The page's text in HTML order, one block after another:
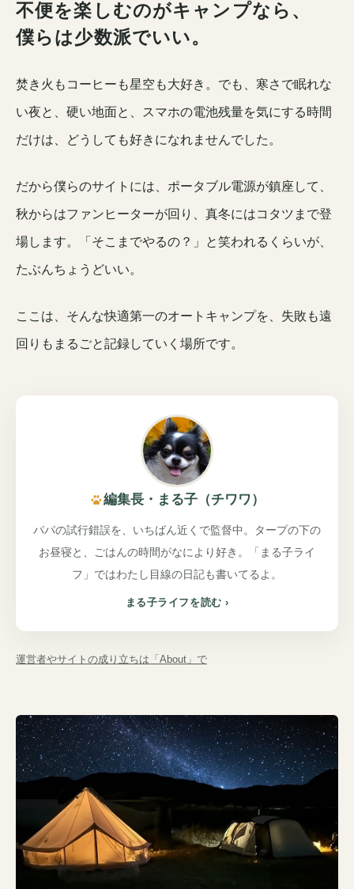
キ
ャ
ン
プ
は
好
き
だ
け
ど
、
不
便
は
嫌
い
。
不便を楽しむのがキャンプなら、
僕らは少数派でいい。
焚き火もコーヒーも星空も大好き。でも、寒さで眠れな
い夜と、硬い地面と、スマホの電池残量を気にする時間
だけは、どうしても好きになれませんでした。
だから僕らのサイトには、ポータブル電源が鎮座して、
秋からはファンヒーターが回り、真冬にはコタツまで登
場します。「そこまでやるの？」と笑われるくらいが、
たぶんちょうどいい。
ここは、そんな快適第一のオートキャンプを、失敗も遠
回りもまるごと記録していく場所です。
編集長・まる子（チワワ）
パパの試行錯誤を、いちばん近くで監督中。タープの下の
お昼寝と、ごはんの時間がなにより好き。「まる子ライ
フ」ではわたし目線の日記も書いてるよ。
まる子ライフを読む
運営者やサイトの成り立ちは「About」で